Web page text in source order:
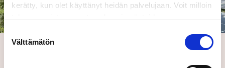
kerätty, kun olet käyttänyt heidän palvelujaan. Voit milloin
tahansa poistaa suostumuksesi evästeiden
Suostumuksen
valinta
Välttämätön
Aurinkosähkö